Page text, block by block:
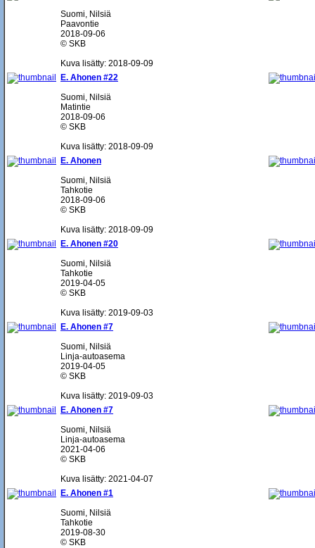
Suomi, Nilsiä
Paavontie
2018-09-06
© SKB
Kuva lisätty: 2018-09-09
E. Ahonen #22
Suomi, Nilsiä
Matintie
2018-09-06
© SKB
Kuva lisätty: 2018-09-09
E. Ahonen
Suomi, Nilsiä
Tahkotie
2018-09-06
© SKB
Kuva lisätty: 2018-09-09
E. Ahonen #20
Suomi, Nilsiä
Tahkotie
2019-04-05
© SKB
Kuva lisätty: 2019-09-03
E. Ahonen #7
Suomi, Nilsiä
Linja-autoasema
2019-04-05
© SKB
Kuva lisätty: 2019-09-03
E. Ahonen #7
Suomi, Nilsiä
Linja-autoasema
2021-04-06
© SKB
Kuva lisätty: 2021-04-07
E. Ahonen #1
Suomi, Nilsiä
Tahkotie
2019-08-30
© SKB